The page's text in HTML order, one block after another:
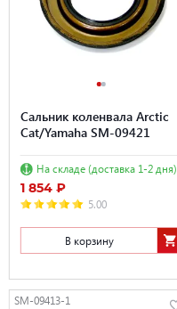
Сальник коленвала Arctic
Cat/Yamaha SM-09421
На складе (доставка 1-2 дня)
1 854 ₽
5.00
В корзину
SM-09413-1